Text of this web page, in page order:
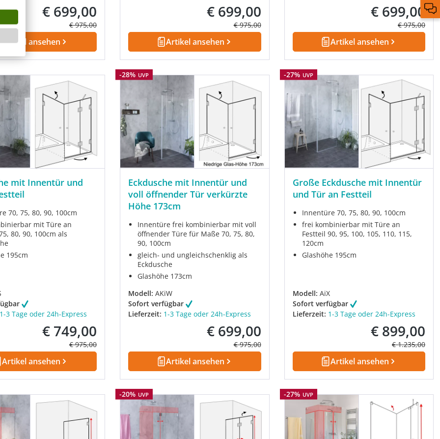
Verkaufspreis:
€ 699,00
Regulärer Preis:
€ 975,00
Artikel ansehen
Verkaufspreis:
€ 699,00
Regulärer Preis:
€ 975,00
Artikel ansehen
Verkaufspreis:
€ 699,00
Regulärer
€ 975,00
Artikel ansehen
mit Innentür und
70, 75, 80, 90, 100cm
mit Türe an
80, 90, 100cm als
195cm
1-3 Tage oder 24h-Express
Verkaufspreis:
€ 749,00
Regulärer Preis:
€ 975,00
Artikel ansehen
Rabatt
-28% UVP
Eckdusche mit Innentür und
voll öffnender Tür verkürzte
Höhe 173cm
Innentüre frei kombinierbar mit voll
öffnender Türe für Maße 70, 75, 80,
90, 100cm
gleich- und ungleichschenklig als
Eckdusche
Glashöhe 173cm
Modell: AKiW
Sofort verfügbar
Lieferzeit: 1-3 Tage oder 24h-Express
Verkaufspreis:
€ 699,00
Regulärer Preis:
€ 975,00
Artikel ansehen
Rabatt
-27% UVP
Große Eckdusche mit Innentür
und Tür an Festteil
Innentüre 70, 75, 80, 90, 100cm
frei kombinierbar mit Türe an
Festteil 90, 95, 100, 105, 110, 115,
120cm
Glashöhe 195cm
Modell: AiX
Sofort verfügbar
Lieferzeit: 1-3 Tage oder 24h-Express
Verkaufspreis:
€ 899,00
Regulärer
€ 1.235,00
Artikel ansehen
Rabatt
-20% UVP Rabatt
-27% UVP